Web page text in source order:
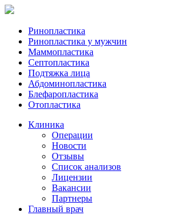
Ринопластика
Ринопластика у мужчин
Маммопластика
Септопластика
Подтяжка лица
Абдоминопластика
Блефаропластика
Отопластика
Клиника
Операции
Новости
Отзывы
Список анализов
Лицензии
Вакансии
Партнеры
Главный врач